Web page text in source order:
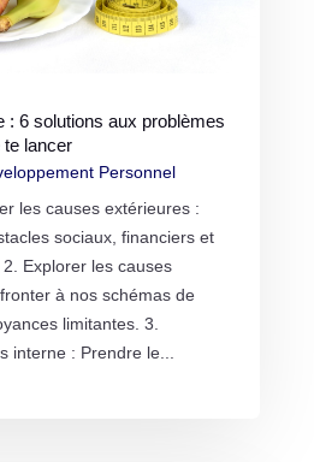
: 6 solutions aux problèmes
te lancer
Personnel
les causes extérieures :
sociaux, financiers et
Explorer les causes
à nos schémas de
limitantes. 3.
interne : Prendre le...